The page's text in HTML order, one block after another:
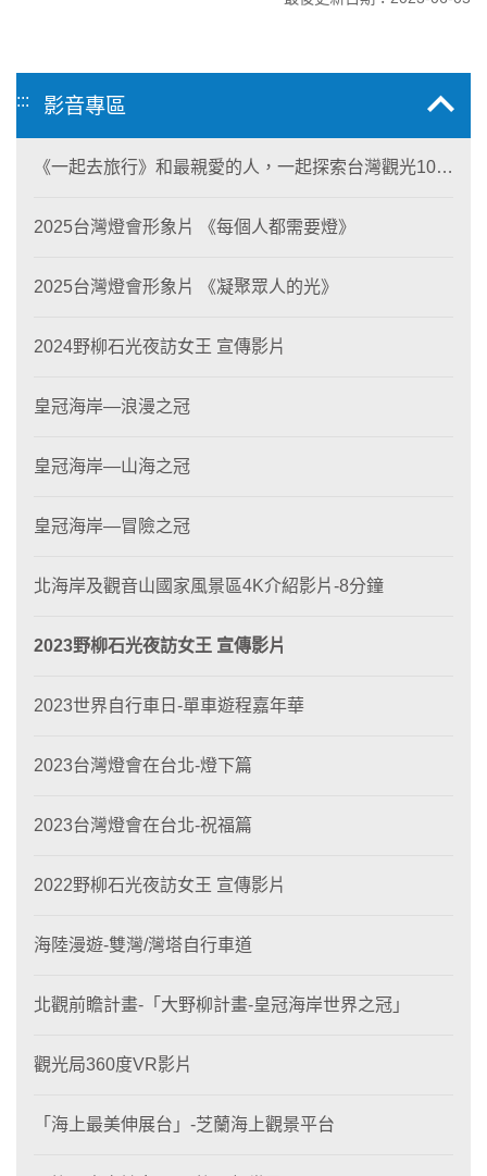
::: 影音專區
《一起去旅行》和最親愛的人，一起探索台灣觀光100
2025台灣燈會形象片 《每個人都需要燈》
2025台灣燈會形象片 《凝聚眾人的光》
2024野柳石光夜訪女王 宣傳影片
皇冠海岸—浪漫之冠
皇冠海岸—山海之冠
皇冠海岸—冒險之冠
北海岸及觀音山國家風景區4K介紹影片-8分鐘
2023野柳石光夜訪女王 宣傳影片
2023世界自行車日-單車遊程嘉年華
2023台灣燈會在台北-燈下篇
2023台灣燈會在台北-祝福篇
2022野柳石光夜訪女王 宣傳影片
海陸漫遊-雙灣/灣塔自行車道
北觀前瞻計畫-「大野柳計畫-皇冠海岸世界之冠」
觀光局360度VR影片
「海上最美伸展台」-芝蘭海上觀景平台